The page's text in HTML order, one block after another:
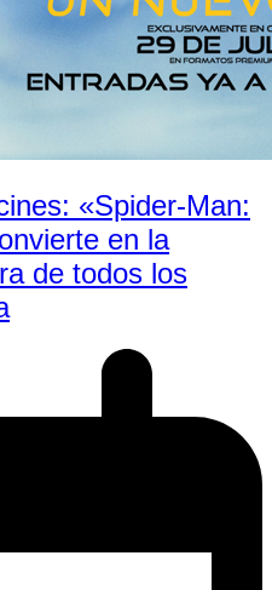
«Spider-Man:
en la
de todos los